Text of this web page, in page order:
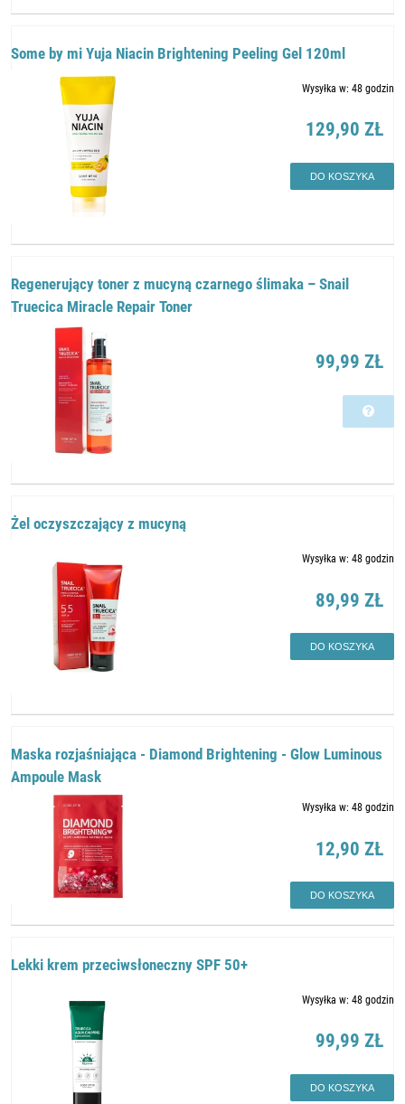
Some by mi Yuja Niacin Brightening Peeling Gel 120ml
Wysyłka w: 48 godzin
129,90 ZŁ
DO KOSZYKA
Regenerujący toner z mucyną czarnego ślimaka – Snail
Truecica Miracle Repair Toner
99,99 ZŁ
Żel oczyszczający z mucyną
Wysyłka w: 48 godzin
89,99 ZŁ
DO KOSZYKA
Maska rozjaśniająca - Diamond Brightening - Glow Luminous
Ampoule Mask
Wysyłka w: 48 godzin
12,90 ZŁ
DO KOSZYKA
Lekki krem przeciwsłoneczny SPF 50+
Wysyłka w: 48 godzin
99,99 ZŁ
DO KOSZYKA